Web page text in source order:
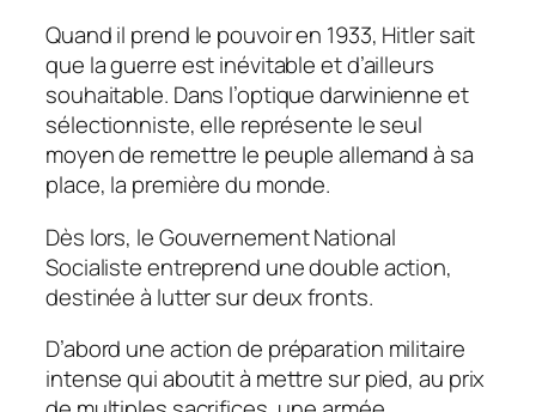
Quand il prend le pouvoir en 1933, Hitler sait
que la guerre est inévitable et d’ailleurs
souhaitable. Dans l’optique darwinienne et
sélectionniste, elle représente le seul
moyen de remettre le peuple allemand à sa
place, la première du monde.
Dès lors, le Gouvernement National
Socialiste entreprend une double action,
destinée à lutter sur deux fronts.
D’abord une action de préparation militaire
intense qui aboutit à mettre sur pied, au prix